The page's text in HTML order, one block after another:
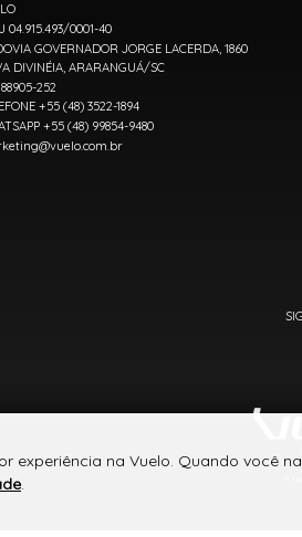
04.915.493/0001-40
GOVERNADOR JORGE LACERDA, 1860
DIVINÉIA, ARARANGUÁ/SC
252
+55 (48) 3522-1894
+55 (48) 99854-9480
experiência na Vuelo. Quando você
.